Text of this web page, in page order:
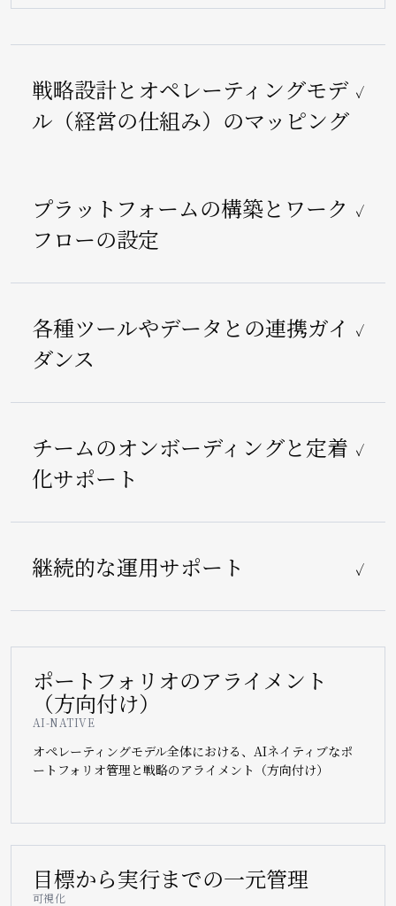
戦略設計とオペレーティングモデ
ル（経営の仕組み）のマッピング
✓
プラットフォームの構築とワーク
フローの設定
✓
各種ツールやデータとの連携ガイ
ダンス
✓
チームのオンボーディングと定着
化サポート
✓
継続的な運用サポート ✓
ポートフォリオのアライメント
（方向付け）
AI-NATIVE
オペレーティングモデル全体における、AIネイティブなポ
ートフォリオ管理と戦略のアライメント（方向付け）
目標から実行までの一元管理
可視化